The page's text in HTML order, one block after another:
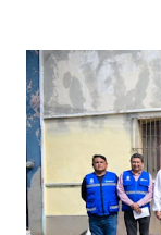
conoces ni la
quienes ya han
o expertas en el
aprender y
chica y aún no
pienses que el